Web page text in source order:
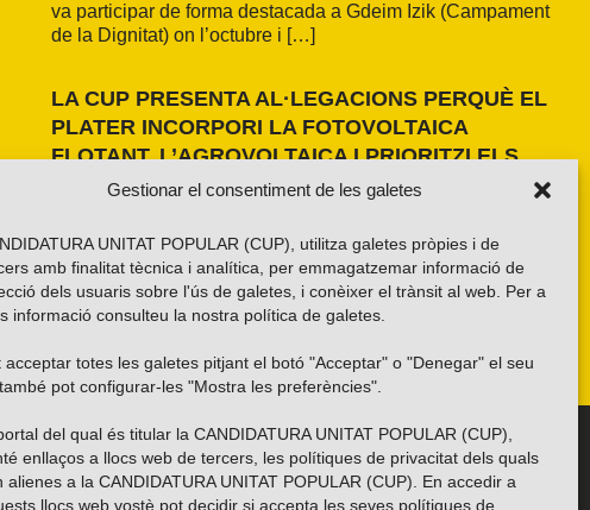
Gestionar el consentiment de les galetes
UNITAT POPULAR (CUP), utilitza galetes pròpies i de
amb finalitat tècnica i analítica, per emmagatzemar informació de
dels usuaris sobre l'ús de galetes, i conèixer el trànsit al web. Per a
informació consulteu la nostra política de galetes
acceptar totes les galetes pitjant el botó "Acceptar" o "Denegar" el seu
pot configurar-les "Mostra les preferències".
del qual és titular la CANDIDATURA UNITAT POPULAR (CUP),
enllaços a llocs web de tercers, les polítiques de privacitat dels quals
alienes a la CANDIDATURA UNITAT POPULAR (CUP). En accedir a
llocs web vostè pot decidir si accepta les seves polítiques de
va participar de forma destacada a Gdeim Izik (Campament
de la Dignitat) on l’octubre i […]
LA CUP PRESENTA AL·LEGACIONS PERQUÈ EL
PLATER INCORPORI LA FOTOVOLTAICA
FLOTANT, L’AGROVOLTAICA I PRIORITZI ELS
ESPAIS ANTROPITZATS
al PLATER d’àmbit nacional. La primera, amb una proposta
pròpia basada en els resultats de l’estudi fet a la demarcació
de Girona i amb la voluntat d’estendre’n els criteris a tot el
país. La segona, impulsada per la Xarxa per una Transició
Troba’ns a les xarxes socials